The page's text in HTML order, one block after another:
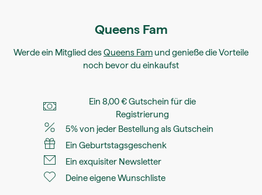
Queens Fam
Werde ein Mitglied desQueens Fam und genieße die Vorteile
noch bevor du einkaufst
Ein 8,00 € Gutschein für die
Registrierung
5% von jeder Bestellung als Gutschein
Ein Geburtstagsgeschenk
Ein exquisiter Newsletter
Deine eigene Wunschliste